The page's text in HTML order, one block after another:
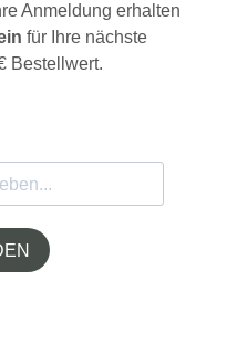
Anmeldung erhalten
für Ihre nächste
Bestellwert.